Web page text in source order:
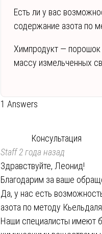
Есть ли у вас
содержание азота по
Химпродукт —
массу измельченных
1 Answers
Консультация
Staff2 года назад
Здравствуйте, Леонид!
Благодарим за ваше
Да, у нас есть
азота по методу Кьельдаля.
Наши специалисты имеют